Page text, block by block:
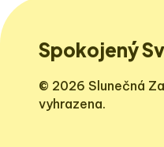
Spokojený
© 2026 Slunečná
vyhrazena.